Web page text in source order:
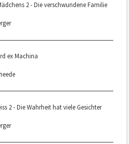
2 - Die verschwundene Familie
ex Machina
2 - Die Wahrheit hat viele Gesichter